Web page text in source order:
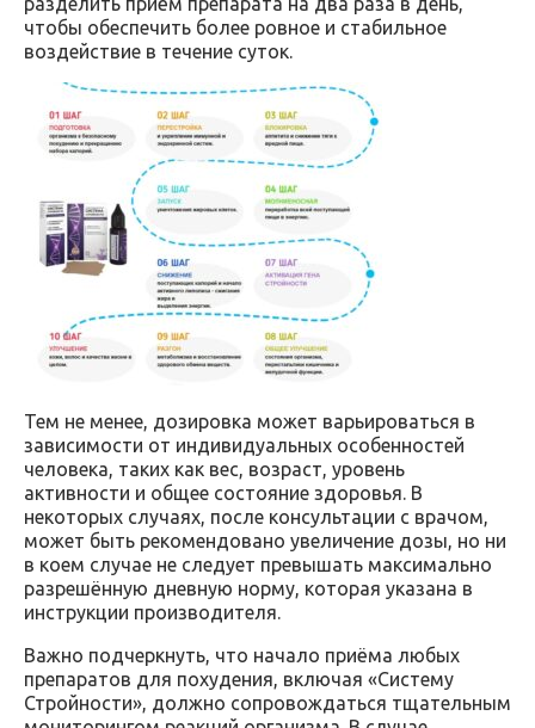
чтобы обеспечить более ровное и стабильное
воздействие в течение суток.
Тем не менее, дозировка может варьироваться в
зависимости от индивидуальных особенностей
человека, таких как вес, возраст, уровень
активности и общее состояние здоровья. В
некоторых случаях, после консультации с врачом,
может быть рекомендовано увеличение дозы, но ни
в коем случае не следует превышать максимально
разрешённую дневную норму, которая указана в
инструкции производителя.
Важно подчеркнуть, что начало приёма любых
препаратов для похудения, включая «Систему
Стройности», должно сопровождаться тщательным